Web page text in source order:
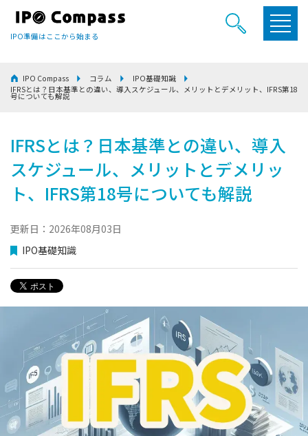
IPO準備はここから始まる
IPO Compass コラム
IPO基礎知識
IFRSとは？日本基準との違い、導入スケジュール、メリットとデメリット、IFRS第18
号についても解説
IFRSとは？日本基準との違い、導入
スケジュール、メリットとデメリッ
ト、IFRS第18号についても解説
更新日：2026年08月03日
IPO基礎知識